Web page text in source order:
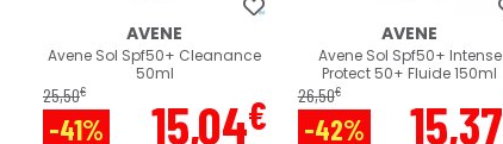
AVENE
Avene Sol Spf50+ Cleanance
50ml
25,50€
-41% 15,04€
AVENE
Avene Sol Spf50+ Intense
Protect 50+ Fluide 150ml
26,50€
-42% 15,37